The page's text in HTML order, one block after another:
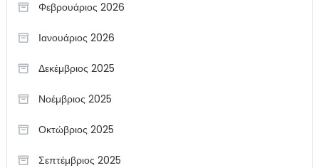
Φεβρουάριος 2026
Ιανουάριος 2026
Δεκέμβριος 2025
Νοέμβριος 2025
Οκτώβριος 2025
Σεπτέμβριος 2025